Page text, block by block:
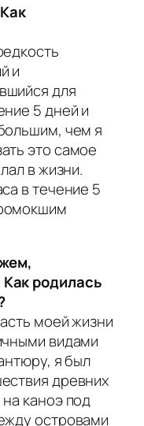
и
для
5 дней и
чем я
это самое
в жизни.
в течение 5
родилась
моей жизни
видами
я был
древних
каноэ под
островами